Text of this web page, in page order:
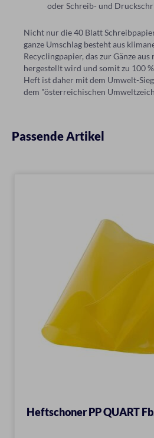
oder Schreib- und
Nicht nur die 40 Blatt
ganze Umschlag besteht aus
Recyclingpapier, das zur Gänze
hergestellt wird und somit zu 100
Heft ist daher mit dem Umwelt-
dem "österreichischen
Passende Artikel
Heftschoner PP QUART